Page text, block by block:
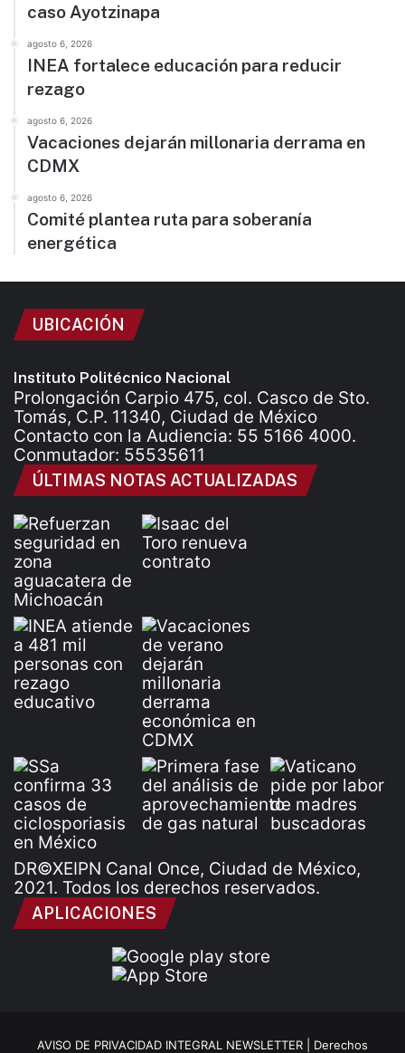
caso Ayotzinapa
agosto 6, 2026
INEA fortalece educación para reducir
rezago
agosto 6, 2026
Vacaciones dejarán millonaria derrama en
CDMX
agosto 6, 2026
Comité plantea ruta para soberanía
energética
UBICACIÓN
Instituto Politécnico Nacional
Prolongación Carpio 475, col. Casco de Sto.
Tomás, C.P. 11340, Ciudad de México
Contacto con la Audiencia: 55 5166 4000.
Conmutador: 55535611
ÚLTIMAS NOTAS ACTUALIZADAS
DR©XEIPN Canal Once, Ciudad de México,
2021. Todos los derechos reservados.
APLICACIONES
AVISO DE PRIVACIDAD INTEGRAL NEWSLETTER | Derechos